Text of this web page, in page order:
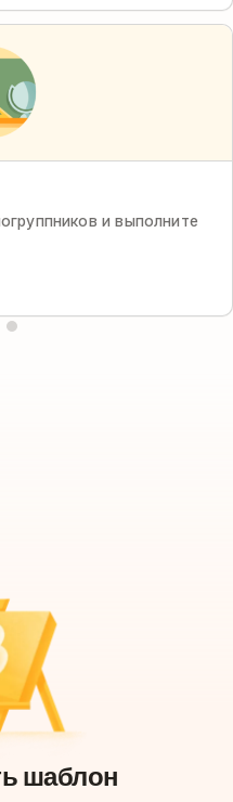
и выполните
шаблон